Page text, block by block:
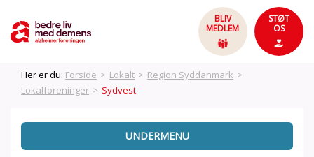
BLIV
MEDLEM
STØT
OS
Her er du: Forside > Lokalt > Region Syddanmark >
Lokalforeninger > Sydvest
UNDERMENU